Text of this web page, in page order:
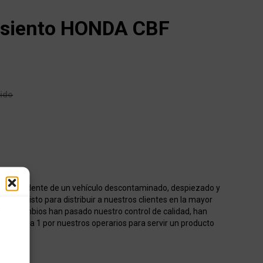
HONDA CBF
procedente de un vehículo descontaminado, despiezado y
listo para distribuir a nuestros clientes en la mayor
recambios han pasado nuestro control de calidad, han
1 a 1 por nuestros operarios para servir un producto